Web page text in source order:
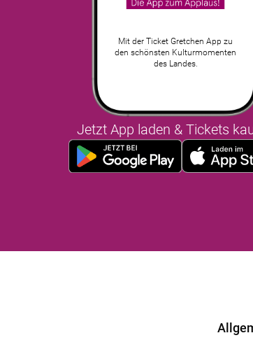
Mit der Ticket Gretchen App zu
den schönsten Kulturmomenten
des Landes.
Jetzt App laden & Tickets